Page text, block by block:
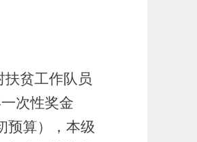
扶贫工作队员
次性奖金
预算），本级